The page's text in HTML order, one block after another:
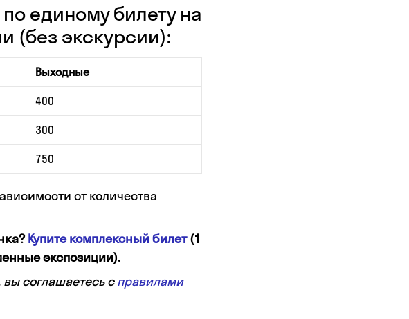
единому билету на
(без экскурсии):
Выходные
400
300
750
от количества
Купите комплексный билет(1
экспозиции).
вы соглашаетесь справилами